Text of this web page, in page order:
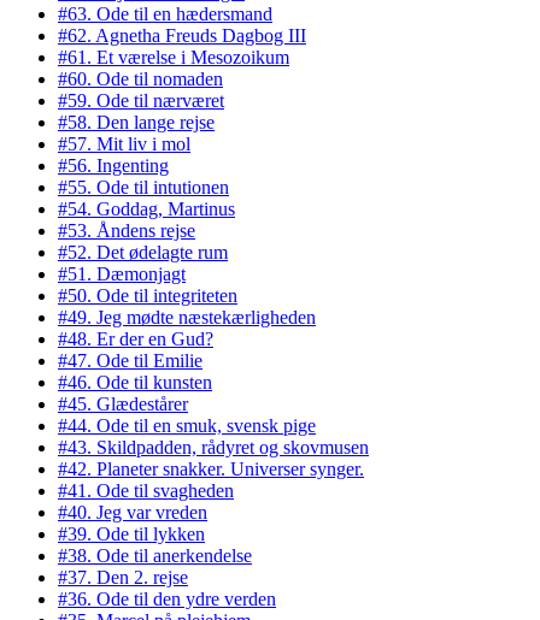
#63. Ode til en hædersmand
#62. Agnetha Freuds Dagbog III
#61. Et værelse i Mesozoikum
#60. Ode til nomaden
#59. Ode til nærværet
#58. Den lange rejse
#57. Mit liv i mol
#56. Ingenting
#55. Ode til intutionen
#54. Goddag, Martinus
#53. Åndens rejse
#52. Det ødelagte rum
#51. Dæmonjagt
#50. Ode til integriteten
#49. Jeg mødte næstekærligheden
#48. Er der en Gud?
#47. Ode til Emilie
#46. Ode til kunsten
#45. Glædestårer
#44. Ode til en smuk, svensk pige
#43. Skildpadden, rådyret og skovmusen
#42. Planeter snakker. Universer synger.
#41. Ode til svagheden
#40. Jeg var vreden
#39. Ode til lykken
#38. Ode til anerkendelse
#37. Den 2. rejse
#36. Ode til den ydre verden